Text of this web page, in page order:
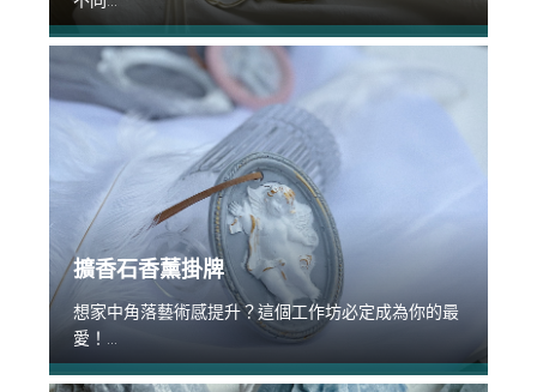
擴香石香薰掛牌
想家中角落藝術感提升？這個工作坊必定成為你的最
愛！...